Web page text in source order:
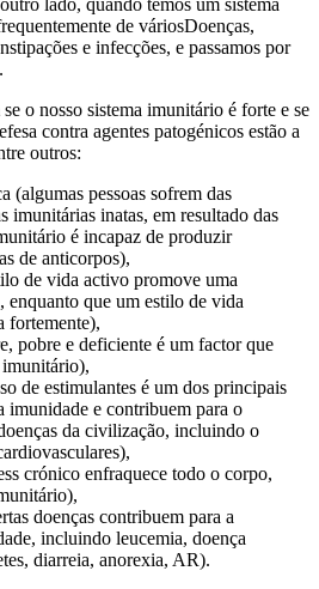
lado, quando temos um sistema
de váriosDoenças,
e infecções, e passamos por
o nosso sistema imunitário é forte e se
contra agentes patogénicos estão a
outros:
(algumas pessoas sofrem das
imunitárias inatas, em resultado das
é incapaz de produzir
de anticorpos),
de vida activo promove uma
enquanto que um estilo de vida
fortemente),
pobre e deficiente é um factor que
imunitário),
de estimulantes é um dos principais
imunidade e contribuem para o
da civilização, incluindo o
crónico enfraquece todo o corpo,
doenças contribuem para a
incluindo leucemia, doença
diarreia, anorexia, AR).